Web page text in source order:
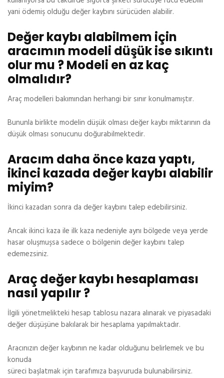
yani ödemiş olduğu değer kaybını sürücüden alabilir.
Değer kaybı alabilmem için
aracımın modeli düşük ise sıkıntı
olur mu ? Modeli en az kaç
olmalıdır?
Araç modelleri bakımından herhangi bir sınır konulmamıştır.
Bununla birlikte modelin düşük olması değer kaybı miktarının da
düşük olması sonucunu doğurabilmektedir.
Aracım daha önce kaza yaptı,
ikinci kazada değer kaybı alabilir
miyim?
İkinci kazadan sonra da değer kaybını talep edebilirsiniz.
Ancak ikinci kaza ile ilk kaza nedeniyle aynı bölgede veya yerde
hasar oluşmuşsa sadece o bölgenin değer kaybını talep
edemezsiniz.
Araç değer kaybı hesaplaması
nasıl yapılır ?
İlgili yönetmelikteki hesap tablosu nazara alınarak ve piyasadaki
değer düşüşüne bakılarak bir hesaplama yapılmaktadır.
Aracınızın değer kaybının ne kadar olduğunu belirlemek ve bu
konuda
süreci başlatmak için tarafımıza başvuruda bulunabilirsiniz.